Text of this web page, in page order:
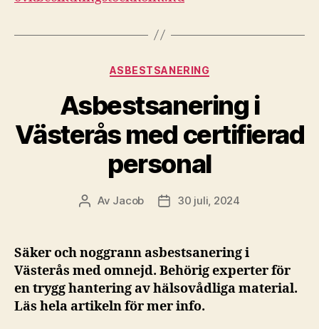
Kategorier
ASBESTSANERING
Asbestsanering i
Västerås med certifierad
personal
Inläggsförfattare
Av Jacob Inläggsdatum
30 juli, 2024
Säker och noggrann asbestsanering i
Västerås med omnejd. Behörig experter för
en trygg hantering av hälsovådliga material.
Läs hela artikeln för mer info.